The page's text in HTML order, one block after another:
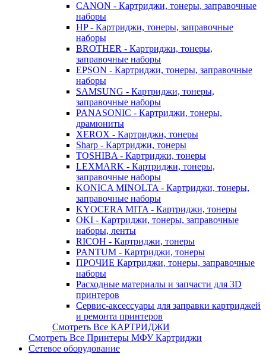
CANON - Картриджи, тонеры, заправочные
наборы
HP - Картриджи, тонеры, заправочные
наборы
BROTHER - Картриджи, тонеры,
заправочные наборы
EPSON - Картриджи, тонеры, заправочные
наборы
SAMSUNG - Картриджи, тонеры,
заправочные наборы
PANASONIC - Картриджи, тонеры,
драмюниты
XEROX - Картриджи, тонеры
Sharp - Картриджи, тонеры
TOSHIBA - Картриджи, тонеры
LEXMARK - Картриджи, тонеры,
заправочные наборы
KONICA MINOLTA - Картриджи, тонеры,
заправочные наборы
KYOCERA MITA - Картриджи, тонеры
OKI - Картриджи, тонеры, заправочные
наборы, ленты
RICOH - Картриджи, тонеры
PANTUM - Картриджи, тонеры
ПРОЧИЕ Картриджи, тонеры, заправочные
наборы
Расходные материалы и запчасти для 3D
принтеров
Сервис-аксессуары для заправки картриджей
и ремонта принтеров
Смотреть Все КАРТРИДЖИ
Смотреть Все Принтеры МФУ Картриджи
Сетевое оборудование